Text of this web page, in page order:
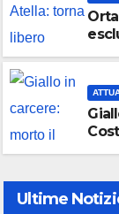
Ultime